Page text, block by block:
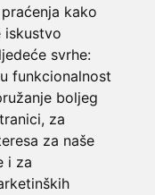
kako
iskustvo
svrhe:
funkcionalnost
boljeg
, za
za naše
i za